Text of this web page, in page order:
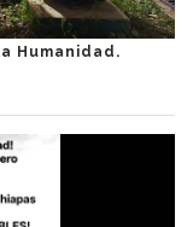
Humanidad.